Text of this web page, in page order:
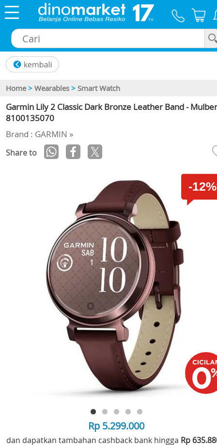
Home > Wearables > Smart Watch
Garmin Lily 2 Classic Dark Bronze Leather Band -
8100135070
Brand : GARMIN »
Share to
-
Rp 5.299.000
dan dapatkan tambahan cashback bank hingga Rp